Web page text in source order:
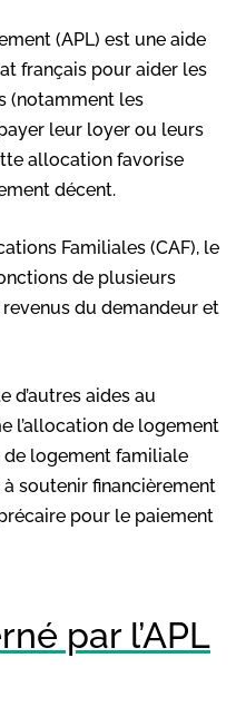
(APL) est une aide
français pour aider les
(notamment les
leur loyer ou leurs
allocation favorise
décent.
Familiales (CAF), le
de plusieurs
du demandeur et
d’autres aides au
l’allocation de logement
de logement familiale
soutenir financièrement
pour le paiement
par l’APL